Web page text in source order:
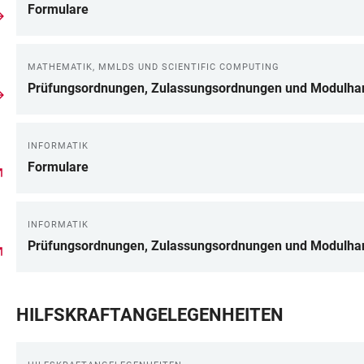
Formulare
MATHEMATIK, MMLDS UND SCIENTIFIC COMPUTING
Prüfungsordnungen, Zulassungsordnungen und
INFORMATIK
Formulare
INFORMATIK
Prüfungsordnungen, Zulassungsordnungen und
HILFSKRAFTANGELEGENHEITEN